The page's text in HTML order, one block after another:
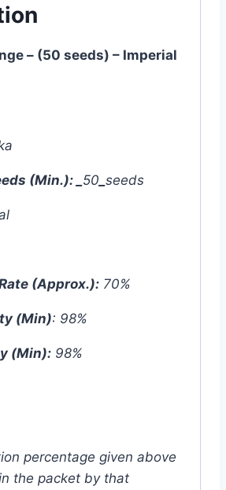
– (50 seeds) – Imperial
(Min.): 50 seeds
(Approx.): 70%
(Min): 98%
(Min): 98%
percentage given above
the packet by that